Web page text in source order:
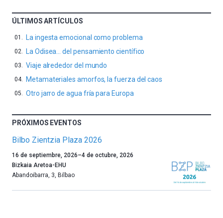
ÚLTIMOS ARTÍCULOS
La ingesta emocional como problema
La Odisea… del pensamiento científico
Viaje alrededor del mundo
Metamateriales amorfos, la fuerza del caos
Otro jarro de agua fría para Europa
PRÓXIMOS EVENTOS
Bilbo Zientzia Plaza 2026
Un
año
más,
16 de septiembre, 2026–4 de octubre, 2026
Bizkaia Aretoa-EHU
Abandoibarra, 3, Bilbao